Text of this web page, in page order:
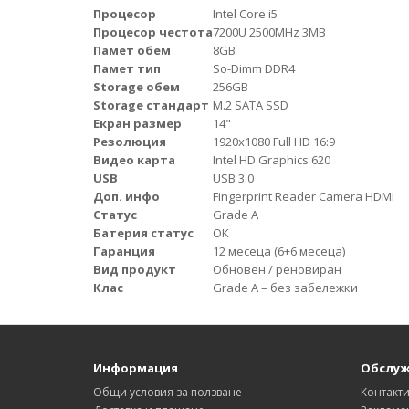
Процесор
Intel Core i5
Процесор честота7200U 2500MHz 3MB
Памет обем
8GB
Памет тип
So-Dimm DDR4
Storage обем
256GB
Storage стандарт M.2 SATA SSD
Екран размер
14"
Резолюция
1920x1080 Full HD 16:9
Видео карта
Intel HD Graphics 620
USB
USB 3.0
Доп. инфо
Fingerprint Reader Camera HDMI
Статус
Grade A
Батерия статус
OK
Гаранция
12 месеца (6+6 месеца)
Вид продукт
Обновен / реновиран
Клас
Grade A – без забележки
Информация
Общи условия за ползване
Контакти